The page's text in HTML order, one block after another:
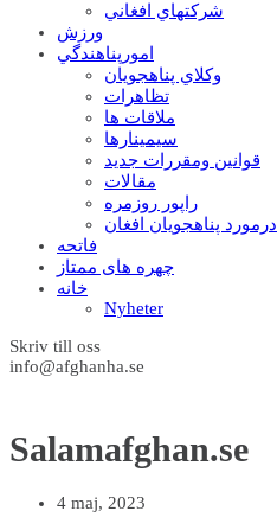
شرکتهاي افغاني
ورزش
امورپناهندگي
وکلاي پناهجويان
تظاهرات
ملاقات ها
سيمينارها
قوانين ومقررات جديد
مقالات
راپور روزمره
درمورد پناهجويان افغان
فاتحه
چهره های ممتاز
خانه
Nyheter
Skriv till oss
info@afghanha.se
Salamafghan.se
4 maj, 2023